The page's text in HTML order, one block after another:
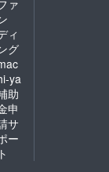
ァ
ィ
グ
ya
助
申
サ
ー
ト